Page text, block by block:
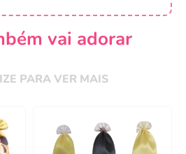
vai adorar
PARA VER MAIS